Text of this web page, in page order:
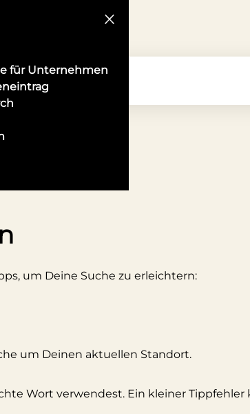
für Unternehmen
in Halle
um Deine Suche zu erleichtern:
um Deinen aktuellen Standort.
Wort verwendest. Ein kleiner